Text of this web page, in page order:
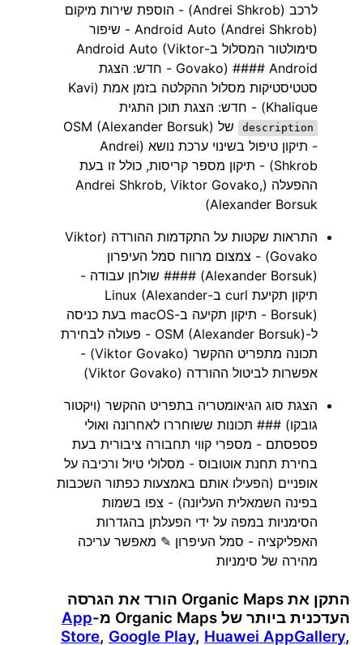
לרכב (Andrei Shkrob) - הוספת שירות מיקום
Android Auto (Andrei Shkrob) - שיפור
סימולטור המסלול ב-Android Auto (Viktor
Govako) #### Android - חדש: הצגת
סטטיסטיקות מסלול ההקלטה בזמן אמת (Kavi
Khalique) - חדש: הצגת תוכן התגית
description
של OSM (Alexander Borsuk)
- תיקון טיפול בשינוי ערכת נושא (Andrei
Shkrob) - תיקון מספר קריסות, כולל זו בעת
ההפעלה (Andrei Shkrob, Viktor Govako,
Alexander Borsuk)
התראות שקטות על התקדמות ההורדה (Viktor
Govako) - צמצום מרווח סמל העיפרון
(Alexander Borsuk) #### שולחן עבודה -
תיקון תקיעת curl ב-Linux (Alexander
Borsuk) - תיקון תקיעה ב-macOS בעת כניסה
ל-OSM (Alexander Borsuk) - פעולה לבחירת
תכונה מתפריט ההקשר (Viktor Govako) -
אפשרות לביטול ההורדה (Viktor Govako)
הצגת סוג הגיאומטריה בתפריט ההקשר (ויקטור
גובקו) ### תכונות ששוחררו לאחרונה ואולי
פספסתם - מספרי קווי תחבורה ציבורית בעת
בחירת תחנת אוטובוס - מסלולי טיול ורכיבה על
אופניים (הפעילו אותם באמצעות כפתור השכבות
בפינה השמאלית העליונה) - צפו בשמות
הסימניות במפה על ידי הפעלתן בהגדרות
האפליקציה - סמל העיפרון ✎ מאפשר עריכה
מהירה של סימניות
התקן את Organic Maps הורד את הגרסה
העדכנית ביותר של Organic Maps מ-
App
Store, Google Play, Huawei AppGallery,